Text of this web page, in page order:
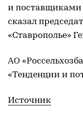
и поставщиками
сказал
«Ставрополье»
АО
«Тенденции и
Источник